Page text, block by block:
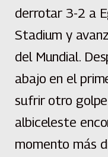
derrotar 3-2 a
Stadium y
del Mundial.
abajo en el
sufrir otro
albiceleste
momento más